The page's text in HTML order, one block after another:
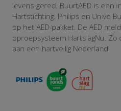
levens gered. BuurtAED is een
Hartstichting. Philips en Univé
op het AED-pakket. De AED
oproepsysteem HartslagNu. Zo
aan een hartveilig Nederland.